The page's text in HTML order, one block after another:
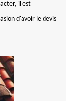
il est
d'avoir le devis